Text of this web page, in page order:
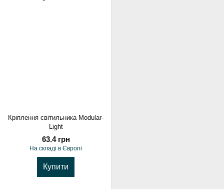
Кріплення світильника Modular-
Light
63.4 грн
На складі в Європі
Купити